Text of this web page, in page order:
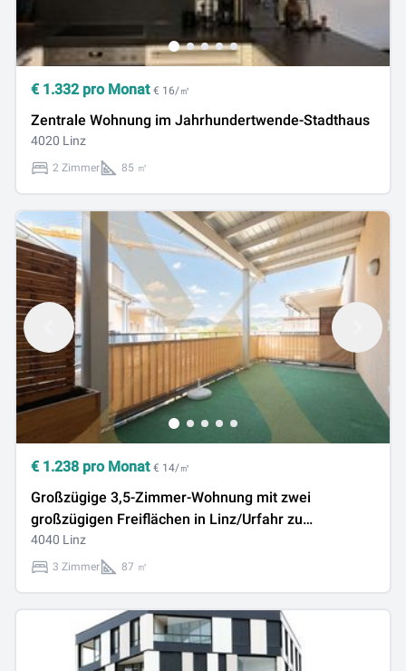
€ 1.332pro Monat € 16/㎡
Zentrale Wohnung im Jahrhundertwende-Stadthaus
4020 Linz
2 Zimmer 85 ㎡
€ 1.238 pro Monat € 14/㎡
Großzügige 3,5-Zimmer-Wohnung mit zwei
großzügigen Freiflächen in Linz/Urfahr zu
vermieten!
4040 Linz
3 Zimmer 87 ㎡